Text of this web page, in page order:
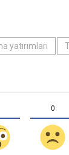
yatırımları
0